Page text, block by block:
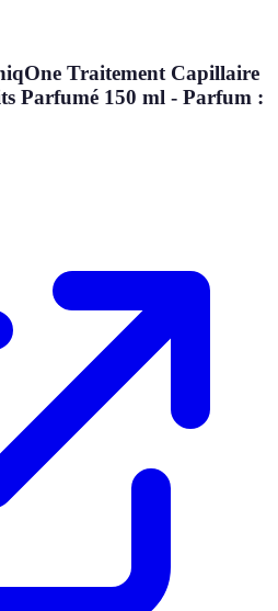
Traitement Capillaire
Parfumé 150 ml - Parfum :